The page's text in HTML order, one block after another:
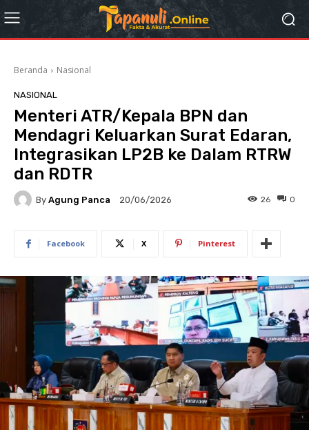
Beranda Nasional
NASIONAL
Menteri ATR/Kepala BPN dan
Mendagri Keluarkan Surat Edaran,
Integrasikan LP2B ke Dalam RTRW
dan RDTR
By Agung Panca 20/06/2026 0
26
Facebook X Pinterest